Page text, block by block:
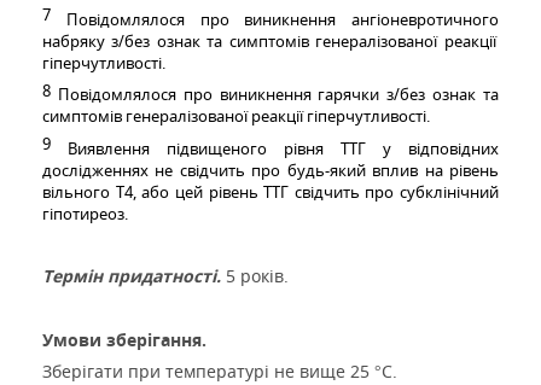
7 Повідомлялося про виникнення ангіоневротичного
набряку з/без ознак та симптомів генералізованої реакції
гіперчутливості.
8 Повідомлялося про виникнення гарячки з/без ознак та
симптомів генералізованоїреакції гіперчутливості.
9 Виявлення підвищеного рівня ТТГ у відповідних
дослідженнях не свідчить про будь-який вплив на рівень
вільного Т4, або цейрівень ТТГ свідчить про субклінічний
гіпотиреоз.
Термін придатності. 5 років.
Умови зберігання.
Зберігати при температурі не вище 25 °С.